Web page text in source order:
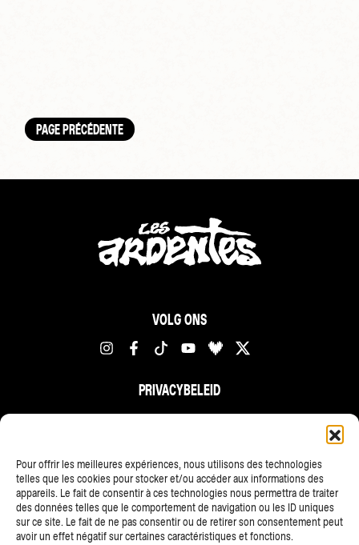
Pour offrir les meilleures expériences, nous utilisons des technologies
telles que les cookies pour stocker et/ou accéder aux informations des
appareils. Le fait de consentir à ces technologies nous permettra de traiter
des données telles que le comportement de navigation ou les ID uniques
sur ce site. Le fait de ne pas consentir ou de retirer son consentement peut
avoir un effet négatif sur certaines caractéristiques et fonctions.
PAGE PRÉCÉDENTE
VOLG ONS
PRIVACYBELEID